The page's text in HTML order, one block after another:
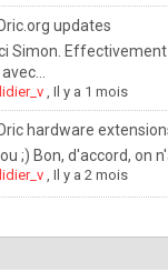
o
w
h
o
w
o
updates
Simon.
,Il y a 1 mois
hardware
;) Bon, d'accord, on
,Il y a 2 mois